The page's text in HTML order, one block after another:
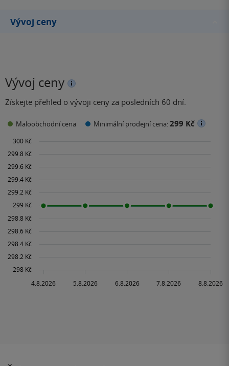
Vývoj ceny
Vývoj ceny
Získejte přehled o vývoji ceny za posledních 60 dní.
Maloobchodní cena Minimální prodejní cena:299 Kč